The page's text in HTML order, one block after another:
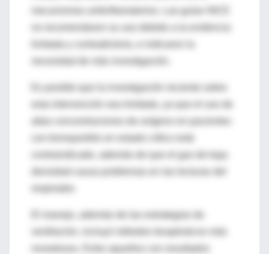
mecanismos antiinflamatorios. Las guías NICE
necesidad de más investigación.
Es posible que la investigación reciente sobre
altas concentraciones de oxígeno en pacientes
con bronquiolitis en estado crítico está
contraindicado, además de que el gas de baja
El manejo, además de las estrategias de
ventilación, incluyó métodos terapéuticos más
novedosos. Entre aquellos con resultados